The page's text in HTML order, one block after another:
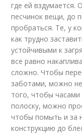
где ей вздумается.
песчинок вещи, до
пробраться. Те, у
как трудно
устойчивыми к
все равно
сложно. Чтобы
заботами, можно
того, чтобы
полоску, можно
чтобы помыть и за
конструкцию до